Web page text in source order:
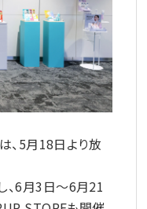
、5月18日より放
、6月3日～6月21